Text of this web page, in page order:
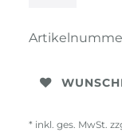
* inkl. ges. MwSt.